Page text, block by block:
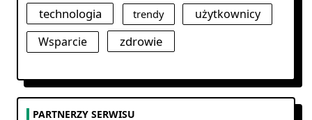
technologia trendy
użytkownicy
Wsparcie
zdrowie
PARTNERZY SERWISU